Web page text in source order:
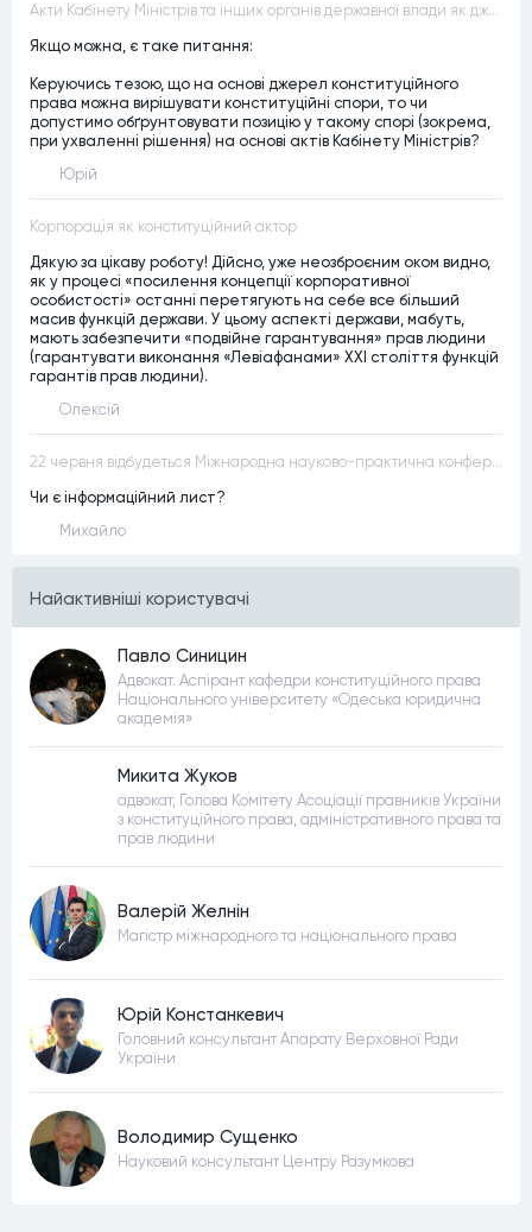
Акти Кабінету Міністрів та інших органів державної влади як джерела конституційного права
Якщо можна, є таке питання:
Керуючись тезою, що на основі джерел конституційного
права можна вирішувати конституційні спори, то чи
допустимо обґрунтовувати позицію у такому спорі (зокрема,
при ухваленні рішення) на основі актів Кабінету Міністрів?
Юрій
Корпорація як конституційний актор
Дякую за цікаву роботу! Дійсно, уже неозброєним оком видно,
як у процесі «посилення концепції корпоративної
особистості» останні перетягують на себе все більший
масив функцій держави. У цьому аспекті держави, мабуть,
мають забезпечити «подвійне гарантування» прав людини
(гарантувати виконання «Левіафанами» ХХІ століття функцій
гарантів прав людини).
Олексій
22 червня відбудеться Міжнародна науково-практична конференція “Конституційна демократія в умовах загроз територіальній цілісності та національній безпеці”
Чи є інформаційний лист?
Михайло
Найактивнiшi користувачi
Павло Синицин
Адвокат. Аспірант кафедри конституційного права
Національного університету «Одеська юридична
академія»
Микита Жуков
адвокат, Голова Комітету Асоціації правників України
з конституційного права, адміністративного права та
прав людини
Валерій Желнін
Магістр міжнародного та національного права
Юрій Констанкевич
Головний консультант Апарату Верховної Ради
України
Володимир Сущенко
Науковий консультант Центру Разумкова